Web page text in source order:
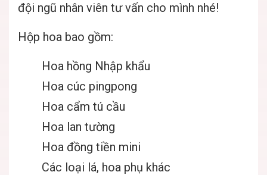
đội ngũ nhân viên tư vấn cho mình nhé!
Hộp hoa bao gồm:
Hoa hồng Nhập khẩu
Hoa cúc pingpong
Hoa cẩm tú cầu
Hoa lan tường
Hoa đồng tiền mini
Các loại lá, hoa phụ khác